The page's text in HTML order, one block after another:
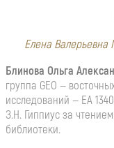
Елена Валерьевна
Блинова Ольга
группа GEO —
исследований — EA
З.Н. Гиппиус за
библиотеки.